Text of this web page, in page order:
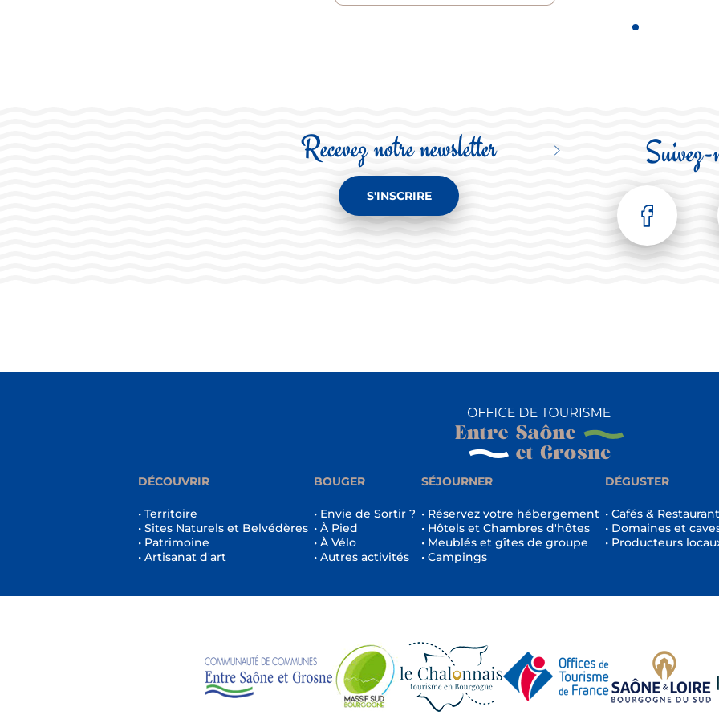
Recevez notre newsletter
S'INSCRIRE
Suivez-
DÉCOUVRIR
• Territoire
• Sites Naturels et Belvédères
• Patrimoine
• Artisanat d'art
BOUGER
• Envie de Sortir ?
• À Pied
• À Vélo
• Autres activités
SÉJOURNER
• Réservez votre hébergement
• Hôtels et Chambres d'hôtes
• Meublés et gîtes de groupe
• Campings
DÉGUSTER
• Cafés &
• Domaines et
• Producteurs